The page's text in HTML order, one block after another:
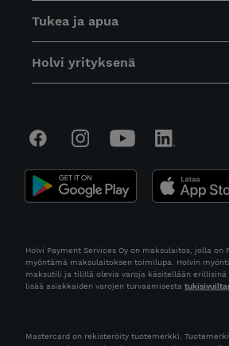
Tukea ja apua
Holvi yrityksenä
Holvi Payment Services Oy on maksulaitos, jolla on
myöntämä maksulaitoksen toimilupa. Holvin
maksutili ja tilillä olevia varoja käsitellään erillisinä
lisää asiakkaiden varojen turvaamisesta
Mastercard on rekisteröity tuotemerkki.